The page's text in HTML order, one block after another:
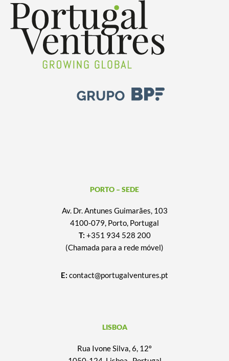
PORTO – SEDE
Av. Dr. Antunes Guimarães, 103
4100-079, Porto, Portugal
T: +351 934 528 200
(Chamada para a rede móvel)
E: contact@portugalventures.pt
LISBOA
Rua Ivone Silva, 6, 12º